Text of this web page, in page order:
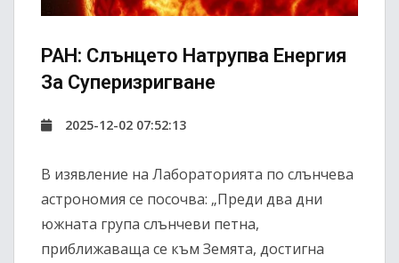
РАН: Слънцето Натрупва Енергия
За Суперизригване
2025-12-02 07:52:13
В изявление на Лабораторията по слънчева
астрономия се посочва: „Преди два дни
южната група слънчеви петна,
приближаваща се към Земята, достигна